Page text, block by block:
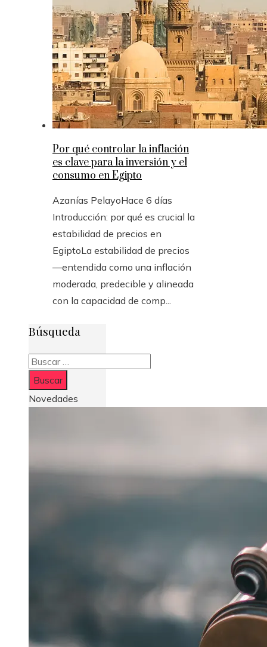
Por qué controlar la inflación
es clave para la inversión y el
consumo en Egipto
Azanías PelayoHace 6 días
Introducción: por qué es crucial la
estabilidad de precios en
EgiptoLa estabilidad de precios
—entendida como una inflación
moderada, predecible y alineada
con la capacidad de comp...
Búsqueda
Buscar:
Novedades